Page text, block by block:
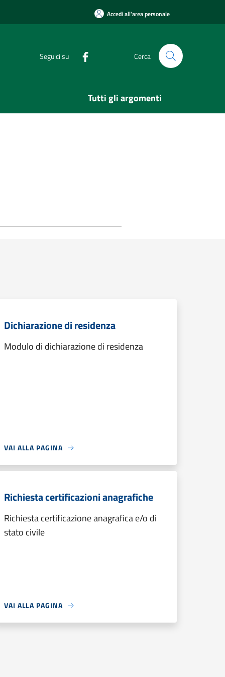
Accedi all'area personale
Seguici su Cerca
Tutti gli argomenti
Dichiarazione di residenza
Modulo di dichiarazione di residenza
VAI ALLA PAGINA
Richiesta certificazioni anagrafiche
Richiesta certificazione anagrafica e/o di
stato civile
VAI ALLA PAGINA